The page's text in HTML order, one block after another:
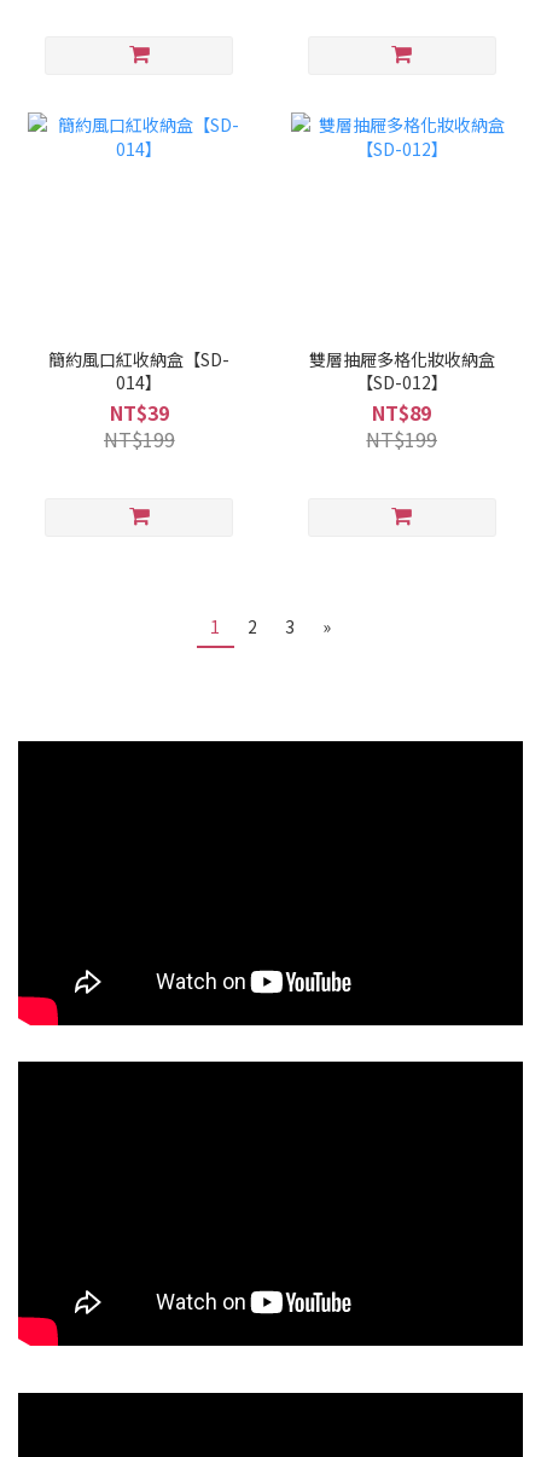
簡約風口紅收納盒【SD-
014】
NT$39
NT$199
雙層抽屜多格化妝收納盒
【SD-012】
NT$89
NT$199
1 2 3 »